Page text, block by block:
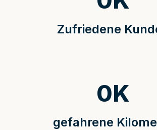
Zufriedene
gefahrene
0K